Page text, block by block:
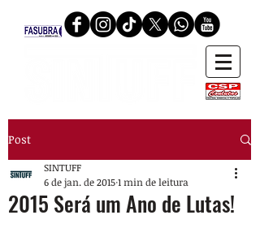
Post
2015 Será um Ano de Lutas!
SINTUFF
6 de jan. de 20151 min de leitura